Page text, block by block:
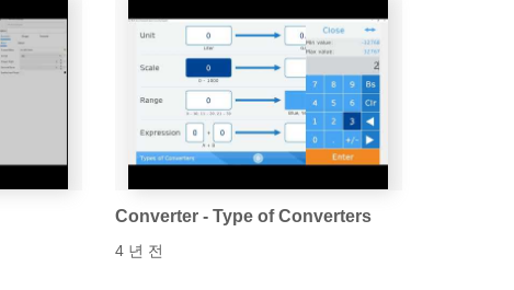
Converter - Type of Converters
4 년 전